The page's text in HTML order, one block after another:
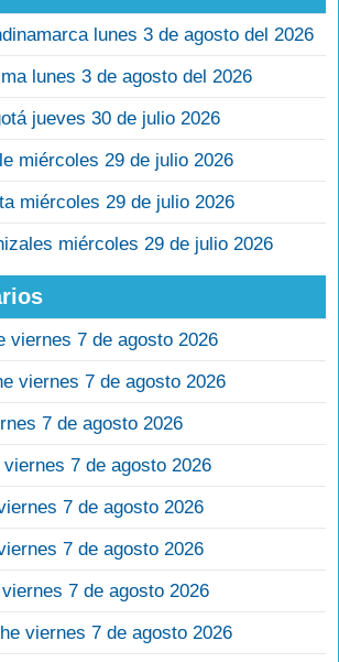
lunes 3 de agosto del 2026
lunes 3 de agosto del 2026
jueves 30 de julio 2026
miércoles 29 de julio 2026
miércoles 29 de julio 2026
miércoles 29 de julio 2026
viernes 7 de agosto 2026
viernes 7 de agosto 2026
7 de agosto 2026
7 de agosto 2026
7 de agosto 2026
7 de agosto 2026
7 de agosto 2026
viernes 7 de agosto 2026